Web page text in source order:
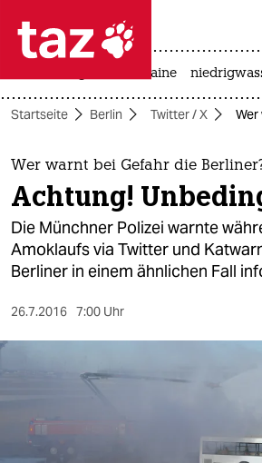
 taz zahl ich
taz zahl ich
themen
politik
öko
sport
nord
krieg in der ukraine
Startseite Berlin Twitter / X Wer
Wer warnt bei Gefahr die
Achtung!
Die Münchner Polizei warnte
Amoklaufs via Twitter und
Berliner in einem ähnlichen Fall
26.7.2016 7:00 Uhr